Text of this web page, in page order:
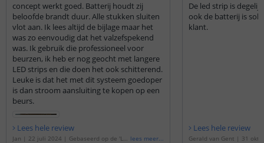
concept werkt goed. Batterij houdt zij
beloofde brandt duur. Alle stukken sluiten
vlot aan. Ik lees altijd de bijlage maar het
was zo eenvoudig dat het valzefspekend
was. Ik gebruik die professioneel voor
beurzen, ik heb er nog geocht met langere
LED strips en die doen het ook schitterend.
Leuke is dat het met dit systeem goedoper
is dan stroom aansluiting te kopen op een
beurs.
Lees hele review
Jan | 22 juli 2024 | Gebaseerd op de Le
lees meer...
De led strip is degelijk en
ook de batterij is solide. Een
klant.
Lees hele review
Gerald van Gent | 31